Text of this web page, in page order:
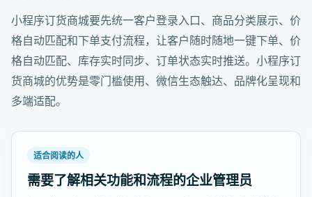
小程序订货商城要先统一客户登录入口、商品分类展示、价
格自动匹配和下单支付流程，让客户随时随地一键下单、价
格自动匹配、库存实时同步、订单状态实时推送。小程序订
货商城的优势是零门槛使用、微信生态触达、品牌化呈现和
多端适配。
适合阅读的人
需要了解相关功能和流程的企业管理员